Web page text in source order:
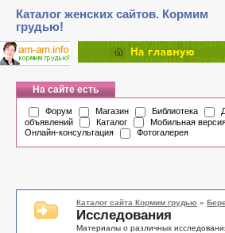
Каталог женских сайтов. Кормим
грудью!
На сайте есть
Форум Магазин Библиотека
объявлений
Каталог
Мобильная
Онлайн-консультация
Фотогалерея
Каталог сайта Кормим грудью »
Исследования
Материалы о различных